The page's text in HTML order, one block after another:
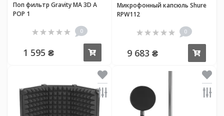
Поп фильтр Gravity MA 3D A
POP 1
0
1 595 ₴
Микрофонный капсюль Shure
RPW112
0
9 683 ₴